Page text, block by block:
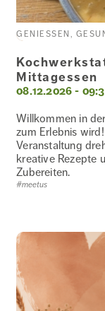
GENIESSEN,
08.12.2026 -
Mittagessen
Willkommen in
zum Erlebnis
Veranstaltung
kreative Rezepte
Zubereiten.
#meetus